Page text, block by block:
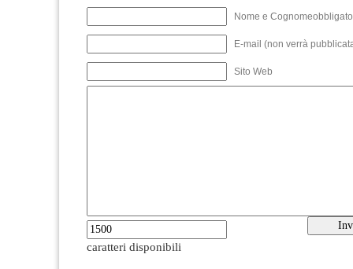
Nome e
E-mail (non verrà
Sito Web
caratteri disponibili